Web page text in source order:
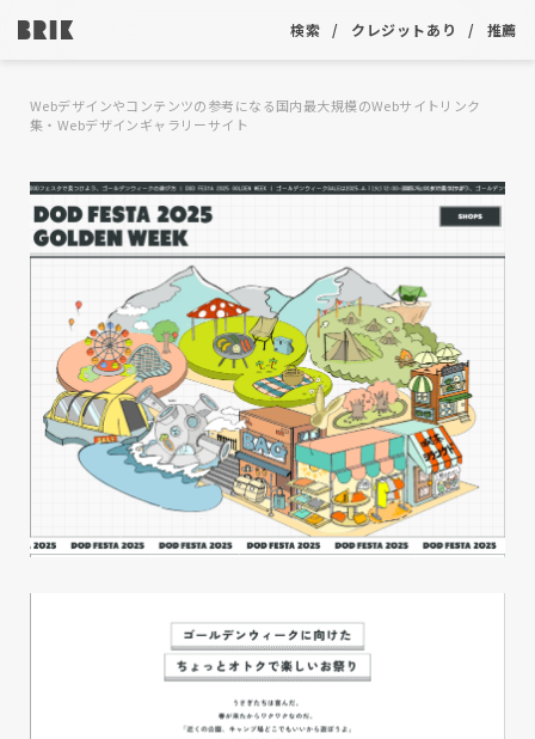
検索 クレジットあり 推薦
Webデザインやコンテンツの参考になる国内最大規模のWebサイトリンク
集・Webデザインギャラリーサイト